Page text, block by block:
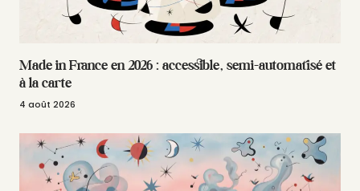
Made in France en 2026 : accessible, semi-automatisé et
à la carte
4 août 2026